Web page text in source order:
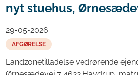
nyt stuehus,
29-05-2026
AFGØRELSE
Landzonetilladelse vedrørende